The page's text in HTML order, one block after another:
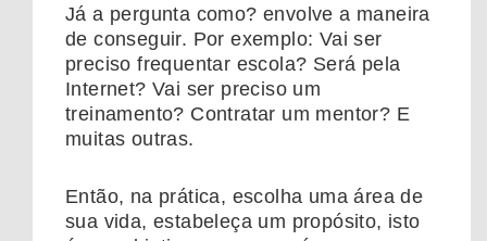
Já a pergunta como? envolve a maneira
de conseguir. Por exemplo: Vai ser
preciso frequentar escola? Será pela
Internet? Vai ser preciso um
treinamento? Contratar um mentor? E
muitas outras.
Então, na prática, escolha uma área de
sua vida, estabeleça um propósito, isto